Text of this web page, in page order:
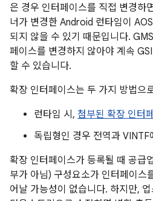
은 경우 인터페이스를 직접 변경하
너가 변경한 Android 런타임이
되지 않을 수 있기 때문입니다.
페이스를 변경하지 않아야 계속
할 수 있습니다.
확장 인터페이스는 두 가지 방법으
런타임 시, 첨부된 확장 인터
독립형인 경우 전역과 VINTF
확장 인터페이스가 등록될 때 공급
부가 아님) 구성요소가 인터페이스
어날 가능성이 없습니다. 하지만,